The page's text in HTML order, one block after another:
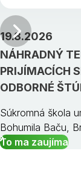
NÁHRADNÝ
PRIJÍMACÍCH
ODBORNÉ
19.8.2026
Súkromná škola
Bohumila Baču,
To ma zaujíma